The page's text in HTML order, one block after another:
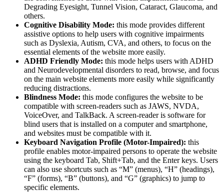
Degrading Eyesight, Tunnel Vision, Cataract, Glaucoma, and
others.
Cognitive Disability Mode: this mode provides different
assistive options to help users with cognitive impairments
such as Dyslexia, Autism, CVA, and others, to focus on the
essential elements of the website more easily.
ADHD Friendly Mode: this mode helps users with ADHD
and Neurodevelopmental disorders to read, browse, and focus
on the main website elements more easily while significantly
reducing distractions.
Blindness Mode: this mode configures the website to be
compatible with screen-readers such as JAWS, NVDA,
VoiceOver, and TalkBack. A screen-reader is software for
blind users that is installed on a computer and smartphone,
and websites must be compatible with it.
Keyboard Navigation Profile (Motor-Impaired): this
profile enables motor-impaired persons to operate the website
using the keyboard Tab, Shift+Tab, and the Enter keys. Users
can also use shortcuts such as “M” (menus), “H” (headings),
“F” (forms), “B” (buttons), and “G” (graphics) to jump to
specific elements.